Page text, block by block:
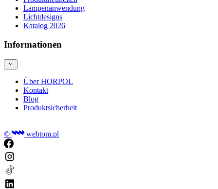
Lampenanwendung
Lichtdesigns
Katalog 2026
Informationen
Über HORPOL
Kontakt
Blog
Produktsicherheit
© webtom.pl